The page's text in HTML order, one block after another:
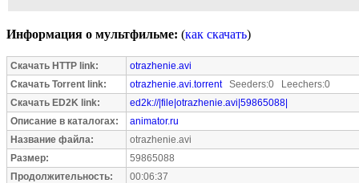
Информация о мультфильме: (как скачать)
Скачать HTTP link:
otrazhenie.avi
Скачать Torrent link:
otrazhenie.avi.torrentSeeders:0 Leechers:0
Скачать ED2K link:
ed2k://|file|otrazhenie.avi|59865088|
Описание в каталогах:
animator.ru
Название файла:
otrazhenie.avi
Размер:
59865088
Продолжительность:
00:06:37